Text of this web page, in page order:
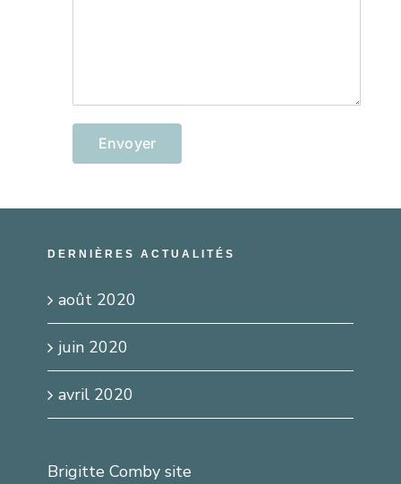
DERNIÈRES ACTUALITÉS
août 2020
juin 2020
avril 2020
Brigitte Comby site